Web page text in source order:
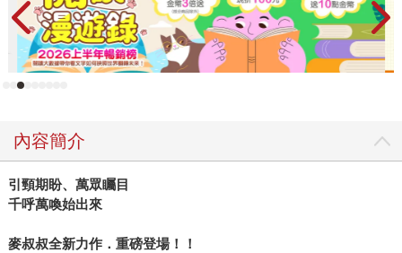
內容簡介
引頸期盼、萬眾矚目
千呼萬喚始出來
麥叔叔全新力作．重磅登場！！